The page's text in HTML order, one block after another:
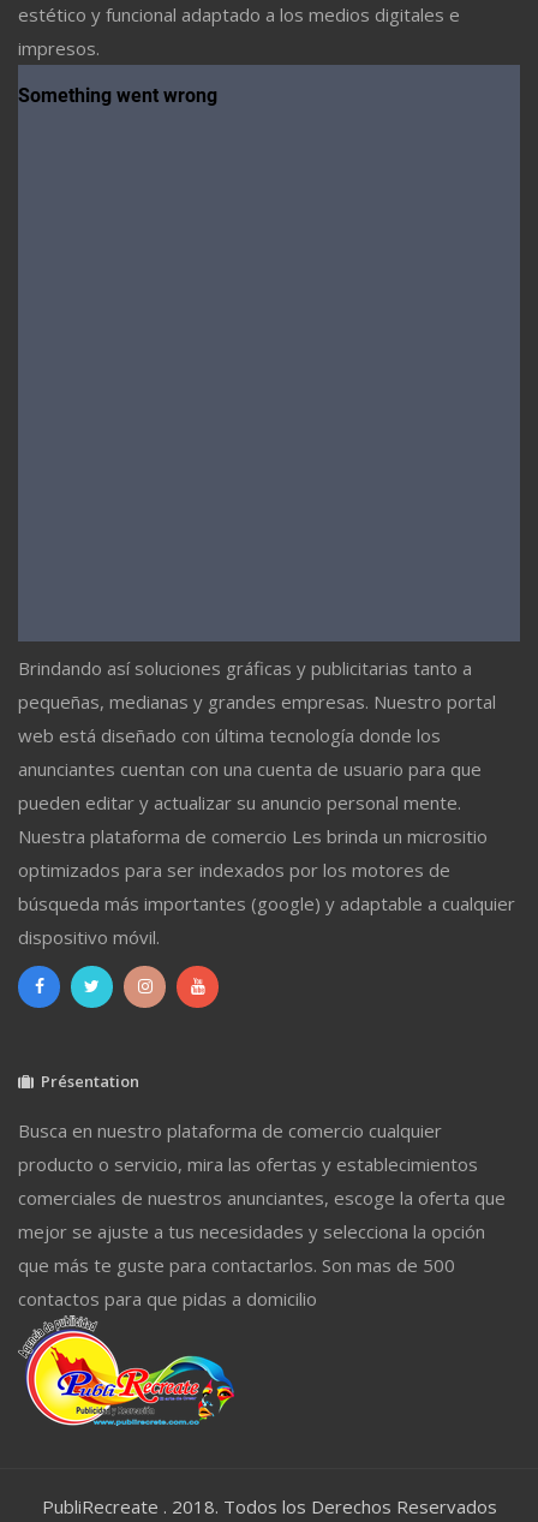
estético y funcional adaptado a los medios digitales e
impresos.
Brindando así soluciones gráficas y publicitarias tanto a
pequeñas, medianas y grandes empresas. Nuestro portal
web está diseñado con última tecnología donde los
anunciantes cuentan con una cuenta de usuario para que
pueden editar y actualizar su anuncio personal mente.
Nuestra plataforma de comercio Les brinda un micrositio
optimizados para ser indexados por los motores de
búsqueda más importantes (google) y adaptable a cualquier
dispositivo móvil.
Présentation
Busca en nuestro plataforma de comercio cualquier
producto o servicio, mira las ofertas y establecimientos
comerciales de nuestros anunciantes, escoge la oferta que
mejor se ajuste a tus necesidades y selecciona la opción
que más te guste para contactarlos. Son mas de 500
contactos para que pidas a domicilio
PubliRecreate . 2018. Todos los Derechos Reservados